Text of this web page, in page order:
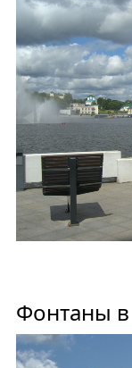
Фонтаны